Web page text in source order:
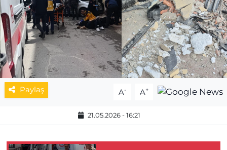
Paylaş A- A+
21.05.2026 - 16:21
ESKİŞEHİRSPOR